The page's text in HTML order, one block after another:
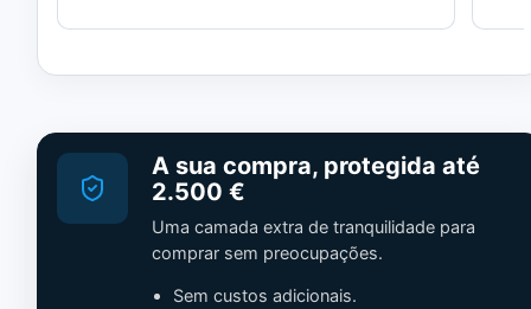
A sua compra, protegida até
2.500 €
Uma camada extra de tranquilidade para
comprar sem preocupações.
Sem custos adicionais.